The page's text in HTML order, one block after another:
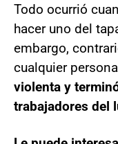
Todo ocurrió
hacer uno del
embargo,
cualquier
violenta y
trabajadores del